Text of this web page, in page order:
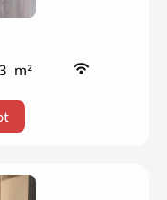
m²